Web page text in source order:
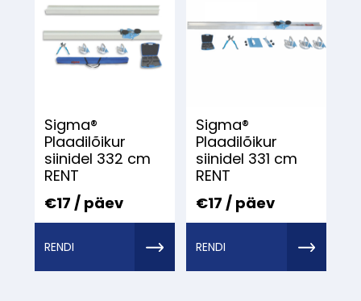
Sigma®
Plaadilõikur
siinidel 332 cm
RENT
€17 / päev
RENDI
Sigma®
Plaadilõikur
siinidel 331 cm
RENT
€17 / päev
RENDI